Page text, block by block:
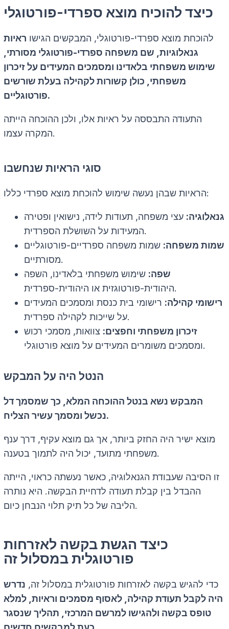
כיצד להוכיח מוצא ספרדי-פורטוגלי
להוכחת מוצא ספרדי-פורטוגלי, המבקשים הגישו ראיות
גנאלוגיות, שם משפחה ספרדי-פורטוגלי מסורתי,
שימוש משפחתי בלאדינו ומסמכים המעידים על זיכרון
משפחתי, כולן קשורות לקהילה בעלת שורשים
פורטוגליים.
התעודה התבססה על ראיות אלו, ולכן ההוכחה הייתה
המקרה עצמו.
סוגי הראיות שנחשבו
הראיות שבהן נעשה שימוש להוכחת מוצא ספרדי כללו:
גנאלוגיה: עצי משפחה, תעודות לידה, נישואין ופטירה
המעידות על השושלת הספרדית.
שמות משפחה: שמות משפחה ספרדיים-פורטוגליים
מסורתיים.
שפה: שימוש משפחתי בלאדינו, השפה
היהודית-פורטוגזית או היהודית-ספרדית.
רישומי קהילה: רישומי בית כנסת ומסמכים המעידים
על שייכות לקהילה ספרדית.
זיכרון משפחתי וחפצים: צוואות, מסמכי רכוש
ומסמכים משומרים המעידים על מוצא פורטוגלי.
הנטל היה על המבקש
המבקש נשא בנטל ההוכחה המלא, כך שמסמך דל
נכשל ומסמך עשיר הצליח.
מוצא ישיר היה החזק ביותר, אך גם מוצא עקיף, דרך ענף
משפחתי מתועד, יכול היה לתמוך בטענה.
זו הסיבה שעבודת הגנאלוגיה, כאשר נעשתה כראוי, הייתה
ההבדל בין קבלת תעודה לדחיית הבקשה. היא נותרה
הליבה של כל תיק תלוי הנבחן כיום.
כיצד הגשת בקשה לאזרחות
פורטוגלית במסלול זה
כדי להגיש בקשה לאזרחות פורטוגלית במסלול זה, נדרש
היה לקבל תעודת קהילה, לאסוף מסמכים וראיות, למלא
טופס בקשה ולהגישו למרשם המרכזי, תהליך שנסגר